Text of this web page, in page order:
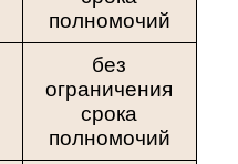
полномочий
без
ограничения
срока
полномочий